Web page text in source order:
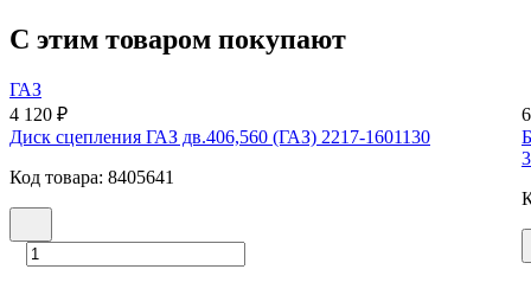
С этим товаром покупают
ГАЗ
4 120 ₽
Диск сцепления ГАЗ дв.406,560 (ГАЗ) 2217-1601130
Код товара: 8405641